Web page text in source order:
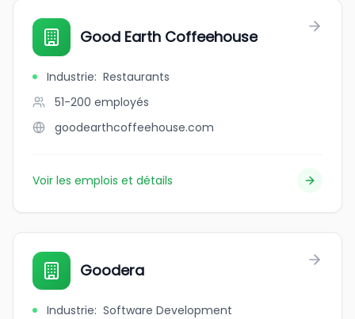
Good Earth Coffeehouse
Industrie: Restaurants
51-200 employés
goodearthcoffeehouse.com
Voir les emplois et détails
Goodera
Industrie: Software Development